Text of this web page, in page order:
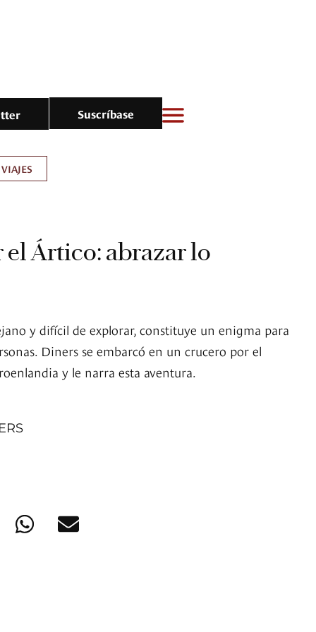
Suscríbase
VIAJES
el Ártico: abrazar lo
y difícil de explorar, constituye un enigma para
Diners se embarcó en un crucero por el
y le narra esta aventura.